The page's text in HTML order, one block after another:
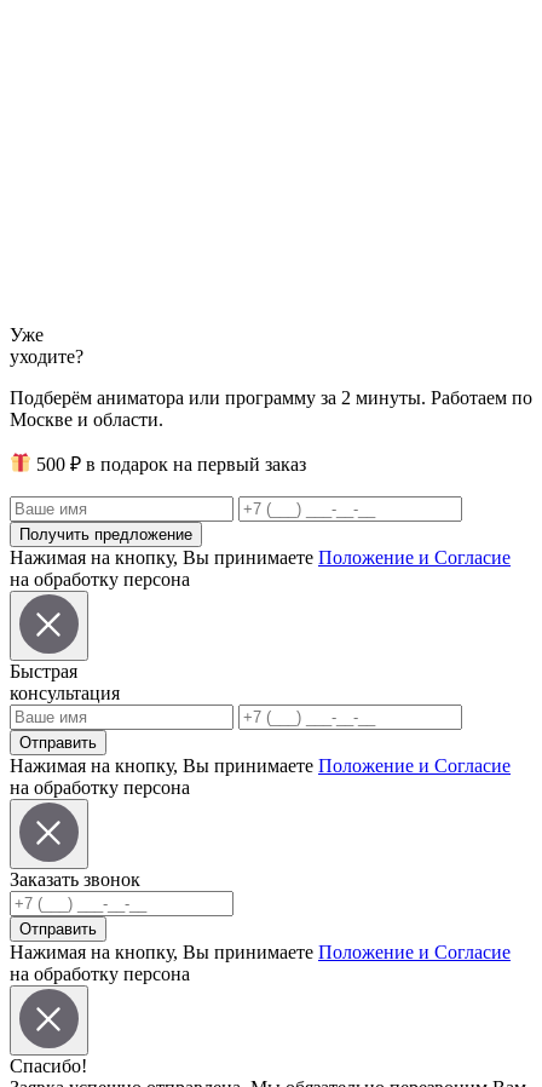
Уже
уходите?
Подберём аниматора или программу за 2 минуты. Работаем по
Москве и области.
500 ₽ в подарок на первый заказ
Получить предложение
Нажимая на кнопку, Вы принимаете Положение и Согласие
на обработку персона
Быстрая
консультация
Отправить
Нажимая на кнопку, Вы принимаете Положение и Согласие
на обработку персона
Заказать звонок
Отправить
Нажимая на кнопку, Вы принимаете Положение и Согласие
на обработку персона
Спасибо!